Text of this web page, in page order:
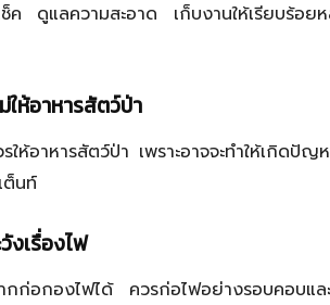
ช็ค ดูแลความสะอาด เก็บงานให้เรียบร้อย
ให้อาหารสัตว์ป่า
รให้อาหารสัตว์ป่า เพราะอาจจะทำให้เกิดปั
ต็นท์
วังเรื่องไฟ
กก่อกองไฟได้ ควรก่อไฟอย่างรอบคอบแล